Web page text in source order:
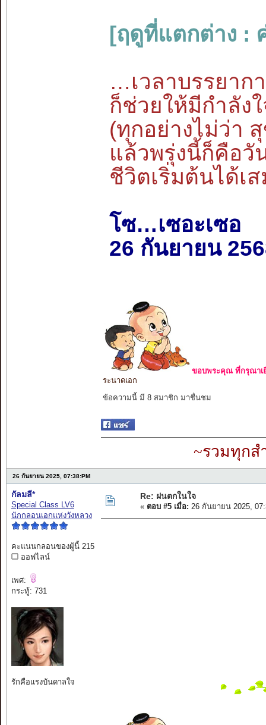
[ฤดูที่แตกต่าง :
…เวลาบรรยาก
ก็ช่วยให้มีกำลัง
(ทุกอย่างไม่ว่า
แล้วพรุ่งนี้ก็คือ
ชีวิตเริ่มต้นได้เ
โซ…เซอะเซอ
26 กันยายน
ขอบพระคุณ ที่กรุณาเ
ระนาดเอก
ข้อความนี้ มี 8 สมาชิก มาชื่นชม
~รวมทุกส
26 กันยายน 2025, 07:38:PM
กัลมลี*
Special Class LV6
นักกลอนเอกแห่งวังหลวง
คะแนนกลอนของผู้นี้ 215
ออฟไลน์
เพศ:
กระทู้: 731
รักคือแรงบันดาลใจ
Re: ฝนตกในใจ
« ตอบ #5 เมื่อ: 26 กันยายน 2025,